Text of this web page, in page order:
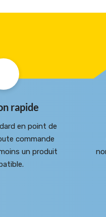
rapide
en point de
commande
un produit